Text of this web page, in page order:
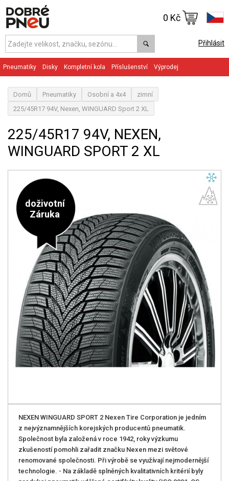
Přihlásit
0 Kč
Pneumatiky Disky Kompletní kola Příslušenství Výprodej
Domů Pneumatiky Osobní a 4x4
zimní
225/45R17 94V, Nexen, WINGUARD Sport 2 XL
225/45R17 94V, NEXEN,
WINGUARD SPORT 2 XL
doživotní
Záruka
NEXEN WINGUARD SPORT 2 Nexen Tire Corporation je jedním
z nejvýznamnějších korejských producentů pneumatik.
Společnost byla založená v roce 1942, roky výzkumu
zkušeností pomohli zařadit značku Nexen mezi světové
renomované společnosti. Při výrobě se využívají nejmodernější
technologie. - Na základě splněných kvalitativních kritérií byly